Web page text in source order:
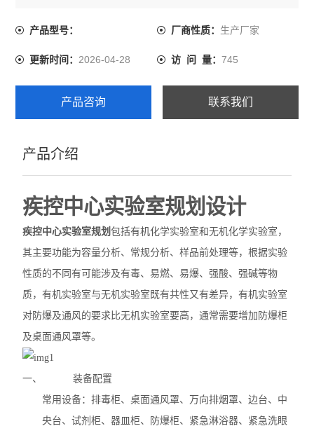
验室要高，通常需要增加防爆柜及桌面通风罩等。
产品型号： 厂商性质： 生产厂家
更新时间：2026-04-28 访 问 量： 745
产品咨询 联系我们
产品介绍
疾控中心实验室规划设计
疾控中心实验室规划包括有机化学实验室和无机化学实验室，
其主要功能为容量分析、常规分析、样品前处理等，根据实验
性质的不同有可能涉及有毒、易燃、易爆、强酸、强碱等物
质，有机实验室与无机实验室既有共性又有差异，有机实验室
对防爆及通风的要求比无机实验室要高，通常需要增加防爆柜
及桌面通风罩等。
一、
装备配置
常用设备：排毒柜、桌面通风罩、万向排烟罩、边台、中
央台、试剂柜、器皿柜、防爆柜、紧急淋浴器、紧急洗眼